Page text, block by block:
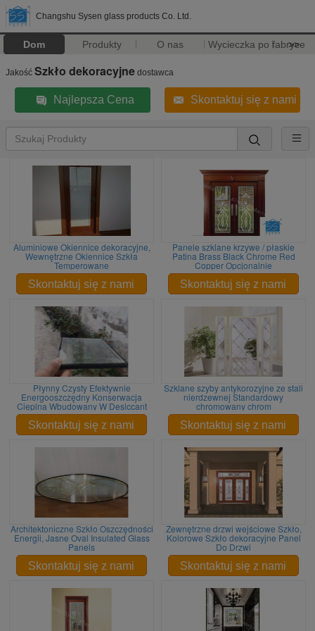
Changshu Sysen glass products Co. Ltd.
Dom Produkty O nas Wycieczka po fabryce
>>
Jakość Szkło dekoracyjne dostawca
Najlepsza Cena Skontaktuj się z nami
Aluminiowe Okiennice dekoracyjne,
Wewnętrzne Okiennice Szkła
Temperowane
Skontaktuj się z nami
Panele szklane krzywe / płaskie
Patina Brass Black Chrome Red
Copper Opcjonalnie
Skontaktuj się z nami
Płynny Czysty Efektywnie
Energooszczędny Konserwacja
Cieplna Wbudowany W Desiccant
Skontaktuj się z nami
Szklane szyby antykorozyjne ze stali
nierdzewnej Standardowy
chromowany chrom
Skontaktuj się z nami
Architektoniczne Szkło Oszczędności
Energii, Jasne Oval Insulated Glass
Panels
Skontaktuj się z nami
Zewnętrzne drzwi wejściowe Szkło,
Kolorowe Szkło dekoracyjne Panel
Do Drzwi
Skontaktuj się z nami